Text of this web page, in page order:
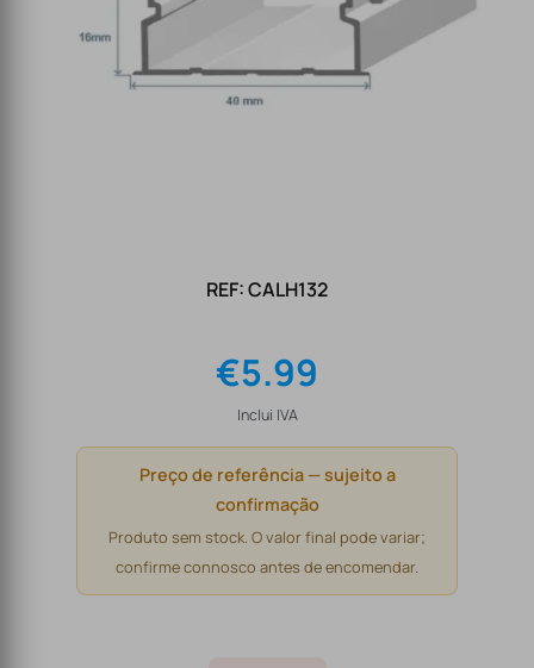
REF: CALH132
€5.99
Inclui IVA
Preço de referência — sujeito a
confirmação
Produto sem stock. O valor final pode variar;
confirme connosco antes de encomendar.